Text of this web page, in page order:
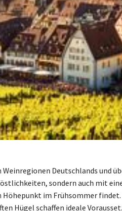
Deutschlands und
sondern auch mit
im Frühsommer findet.
Hügel schaffen ideale